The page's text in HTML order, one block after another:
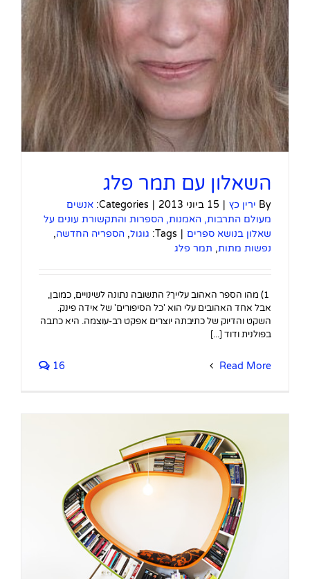
השאלון עם תמר פלג
By ירין כץ 15 ביוני 2013 Categories: אנשים
מעולם התרבות, האמנות, הספרות והתקשורת עונים על
שאלון בנושא ספרים
Tags: גוגול, הספריה החדשה,
נפשות מתות, תמר פלג
1) מהו הספר האהוב עלייך? התשובה נתונה לשינויים, כמובן,
אבל אחד האהובים עלי הוא 'כל הסיפורים' של אידה פינק.
השקט והדיוק של כתיבתה יוצרים אפקט רב-עוצמה. היא כתבה
בפולנית ודוד [...]
Read More
16